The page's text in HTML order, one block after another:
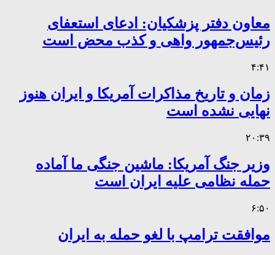
معاون دفتر پزشکیان: ادعای استعفای
رئیس‌جمهور واهی و کذب محض است
۴:۴۱
زمان و تاریخ مذاکرات آمریکا و ایران هنوز
نهایی نشده است
۲۰:۳۹
وزیر جنگ آمریکا: ماشین جنگی ما آماده
حمله نظامی علیه ایران است
۶:۵۰
موافقت ترامپ با لغو حمله به ایران